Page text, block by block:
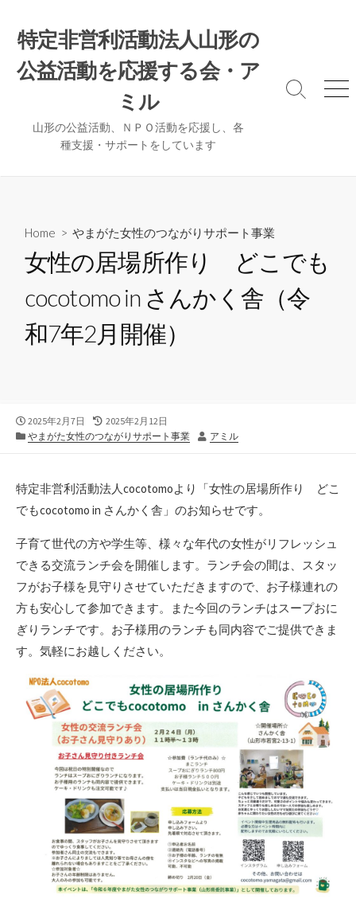
特定非営利活動法人山形の
公益活動を応援する会・ア
ミル
山形の公益活動、ＮＰＯ活動を応援し、各
種支援・サポートをしています
検
メ
Home > やまがた女性のつながりサポート事業
女性の居場所作り どこでも
cocotomo in さんかく舎（令
和7年2月開催）
公
開
2025年2月7日
最
終
日
2025年2月12日
カ
リ
ー
やまがた女性のつながりサポート事業
作
アミル
特定非営利活動法人cocotomoより「女性の居場所作り どこ
でもcocotomo in さんかく舎」のお知らせです。
子育て世代の方や学生等、様々な年代の女性がリフレッシュ
できる交流ランチ会を開催します。ランチ会の間は、スタッ
フがお子様を見守りさせていただきますので、お子様連れの
方も安心して参加できます。また今回のランチはスープおに
ぎりランチです。お子様用のランチも同内容でご提供できま
す。気軽にお越しください。